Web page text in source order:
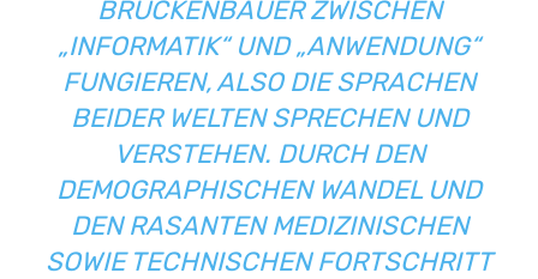
BRÜCKENBAUER ZWISCHEN
„INFORMATIK“ UND „ANWENDUNG“
FUNGIEREN, ALSO DIE SPRACHEN
BEIDER WELTEN SPRECHEN UND
VERSTEHEN. DURCH DEN
DEMOGRAPHISCHEN WANDEL UND
DEN RASANTEN MEDIZINISCHEN
SOWIE TECHNISCHEN FORTSCHRITT